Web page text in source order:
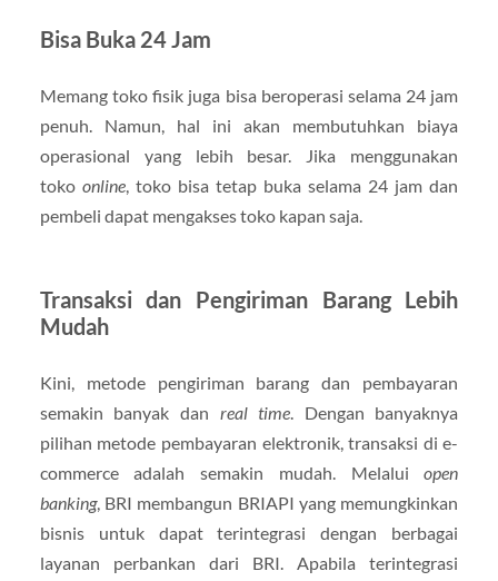
Bisa Buka 24 Jam
Memang toko fisik juga bisa beroperasi selama 24 jam
penuh. Namun, hal ini akan membutuhkan biaya
operasional yang lebih besar. Jika menggunakan
toko online, toko bisa tetap buka selama 24 jam dan
pembeli dapat mengakses toko kapan saja.
Transaksi dan Pengiriman Barang Lebih
Mudah
Kini, metode pengiriman barang dan pembayaran
semakin banyak dan real time. Dengan banyaknya
pilihan metode pembayaran elektronik, transaksi di e-
commerce adalah semakin mudah. Melaluiopen
banking, BRI membangun BRIAPI yang memungkinkan
bisnis untuk dapat terintegrasi dengan berbagai
layanan perbankan dari BRI. Apabila terintegrasi